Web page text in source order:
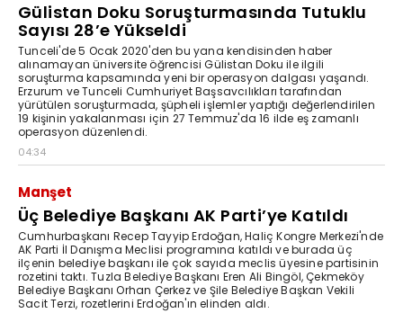
Gülistan Doku Soruşturmasında Tutuklu
Sayısı 28’e Yükseldi
Tunceli'de 5 Ocak 2020'den bu yana kendisinden haber
alınamayan üniversite öğrencisi Gülistan Doku ile ilgili
soruşturma kapsamında yeni bir operasyon dalgası yaşandı.
Erzurum ve Tunceli Cumhuriyet Başsavcılıkları tarafından
yürütülen soruşturmada, şüpheli işlemler yaptığı değerlendirilen
19 kişinin yakalanması için 27 Temmuz'da 16 ilde eş zamanlı
operasyon düzenlendi.
04:34
Manşet
Üç Belediye Başkanı AK Parti’ye Katıldı
Cumhurbaşkanı Recep Tayyip Erdoğan, Haliç Kongre Merkezi'nde
AK Parti İl Danışma Meclisi programına katıldı ve burada üç
ilçenin belediye başkanı ile çok sayıda meclis üyesine partisinin
rozetini taktı. Tuzla Belediye Başkanı Eren Ali Bingöl, Çekmeköy
Belediye Başkanı Orhan Çerkez ve Şile Belediye Başkan Vekili
Sacit Terzi, rozetlerini Erdoğan'ın elinden aldı.